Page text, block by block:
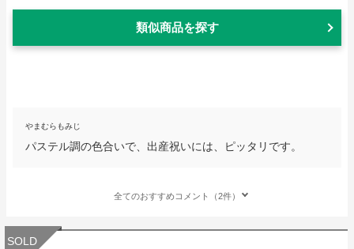
類似商品を探す
やまむらもみじ
パステル調の色合いで、出産祝いには、ピッタリです。
全てのおすすめコメント（2件）
SOLD